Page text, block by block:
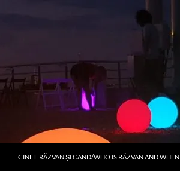
CINE E RĂZVAN ȘI CÂND/WHO IS RĂZVAN AND WHEN